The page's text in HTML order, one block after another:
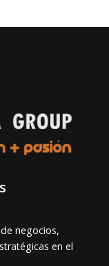
negocios,
en el